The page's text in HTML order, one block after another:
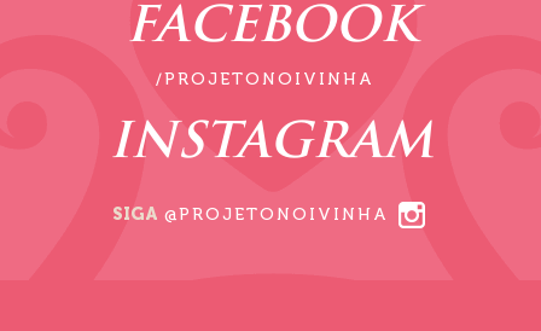
FACEBOOK
/PROJETONOIVINHA
INSTAGRAM
SIGA @PROJETONOIVINHA